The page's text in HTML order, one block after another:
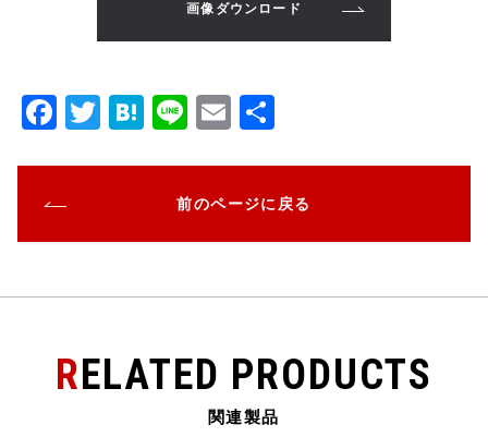
画像ダウンロード
F
e
b
o
k
T
r
H
a
Li
E
l
前のページに戻る
RELATED PRODUCTS
関連製品